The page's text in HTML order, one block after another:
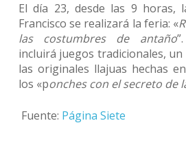
El día 23, desde las 9 horas,
Francisco se realizará la feria: «
las costumbres de antaño
incluirá juegos tradicionales, un
las originales llajuas hechas
los «ponches con el secreto de
Fuente: Página Siete